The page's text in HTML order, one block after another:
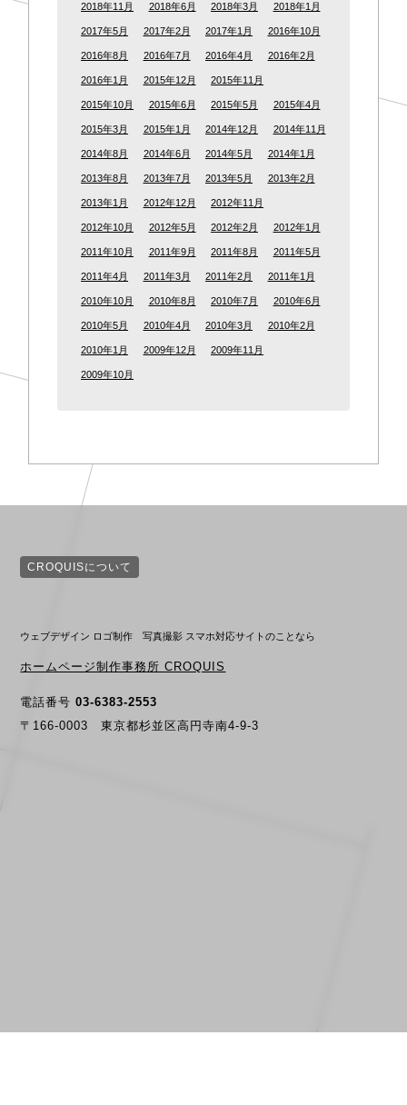
2018年11月 2018年6月 2018年3月 2018年1月
2017年5月 2017年2月 2017年1月 2016年10月
2016年8月 2016年7月 2016年4月 2016年2月
2016年1月 2015年12月 2015年11月
2015年10月 2015年6月 2015年5月 2015年4月
2015年3月 2015年1月 2014年12月 2014年11月
2014年8月 2014年6月 2014年5月 2014年1月
2013年8月 2013年7月 2013年5月 2013年2月
2013年1月 2012年12月 2012年11月
2012年10月 2012年5月 2012年2月 2012年1月
2011年10月 2011年9月 2011年8月 2011年5月
2011年4月 2011年3月 2011年2月 2011年1月
2010年10月 2010年8月 2010年7月 2010年6月
2010年5月 2010年4月 2010年3月 2010年2月
2010年1月 2009年12月 2009年11月
2009年10月
CROQUISについて
ウェブデザイン ロゴ制作 写真撮影 スマホ対応サイトのことなら
ホームページ制作事務所 CROQUIS
電話番号03-6383-2553
〒166-0003 東京都杉並区高円寺南4-9-3